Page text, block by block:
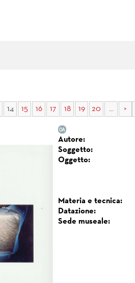
14 15 16 17 18 19 20 ... >
Autore:
Soggetto:
Oggetto:
Materia e tecnica:
Datazione:
Sede museale: